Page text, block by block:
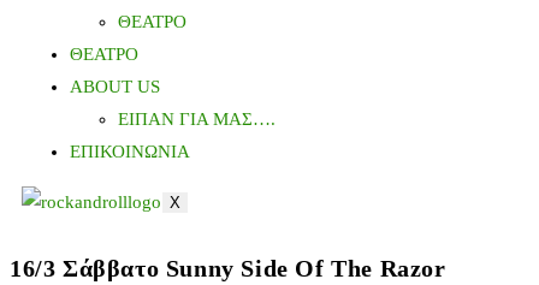
ΘΕΑΤΡΟ
ΘΕΑΤΡΟ
ABOUT US
ΕΙΠΑΝ ΓΙΑ ΜΑΣ….
ΕΠΙΚΟΙΝΩΝΙΑ
X
16/3 Σάββατο Sunny Side Of The Razor